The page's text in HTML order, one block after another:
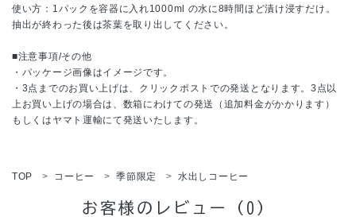
使い方：1パックを容器に入れ1000ml の水に8時間ほど漬け浸すだけ。
抽出が終わった後は茶葉を取り出してください。
■注意事項/その他
・パッケージ画像はイメージです。
・3点までのお買い上げは、クリックポストでの発送となります。3点以
上お買い上げの場合は、数箱にわけての発送（追加料金がかかります）
もしくはヤマト運輸にて発送いたします。
TOP コーヒー 季節限定 水出しコーヒー
お客様のレビュー（0）